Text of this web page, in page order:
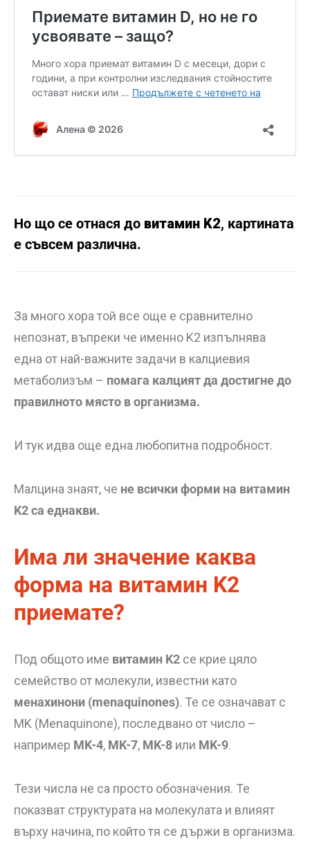
Но що се отнася до витамин K2, картината
е съвсем различна.
За много хора той все още е сравнително
непознат, въпреки че именно K2 изпълнява
една от най-важните задачи в калциевия
метаболизъм – помага калцият да достигне до
правилното място в организма.
И тук идва още една любопитна подробност.
Малцина знаят, че не всички форми на витамин
K2 са еднакви.
Има ли значение каква
форма на витамин K2
приемате?
Под общото име витамин K2 се крие цяло
семейство от молекули, известни като
менахинони (menaquinones). Те се означават с
MK (Menaquinone), последвано от число –
например MK-4, MK-7, MK-8 или MK-9.
Тези числа не са просто обозначения. Те
показват структурата на молекулата и влияят
върху начина, по който тя се държи в организма.